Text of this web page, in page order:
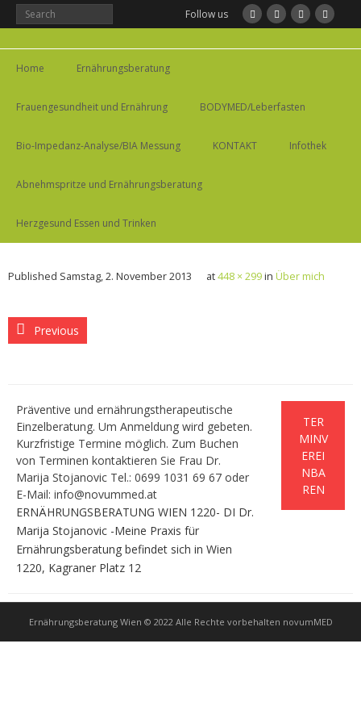
Follow us
Home Ernährungsberatung
Frauengesundheit und Ernährung BODYMED/Leberfasten
Bio-Impedanz-Analyse/BIA Messung KONTAKT Infothek
Abnehmspritze und Ernährungsberatung
Herzgesund Essen und Trinken
Published Samstag, 2. November 2013 at448 × 299in Über mich
Previous
Präventive und ernährungstherapeutische
Einzelberatung. Um Anmeldung wird gebeten.
Kurzfristige Termine möglich. Zum Buchen
von Terminen kontaktieren Sie Frau Dr.
Marija Stojanovic Tel.: 0699 1031 69 67 oder
E-Mail: info@novummed.at
ERNÄHRUNGSBERATUNG WIEN 1220- DI Dr.
Marija Stojanovic -Meine Praxis für
Ernährungsberatung befindet sich in Wien
1220, Kagraner Platz 12
TER
MINV
EREI
NBA
REN
Ernährungsberatung Wien © 2022 Alle Rechte vorbehalten novumMED